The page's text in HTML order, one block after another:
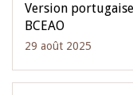
Version
BCEAO
29 août 2025